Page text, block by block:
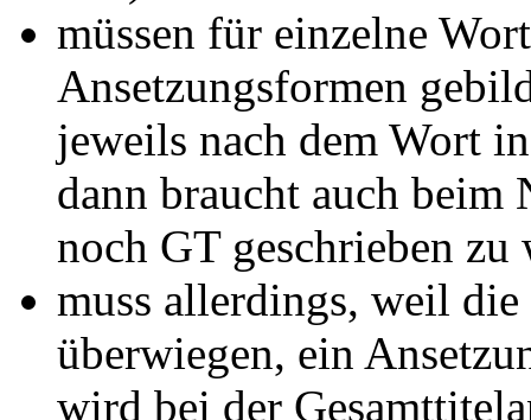
müssen für einzelne
Ansetzungsformen
jeweils nach dem Wort
dann braucht auch beim
noch GT geschrieben zu
muss allerdings, weil die
überwiegen, ein
wird bei der